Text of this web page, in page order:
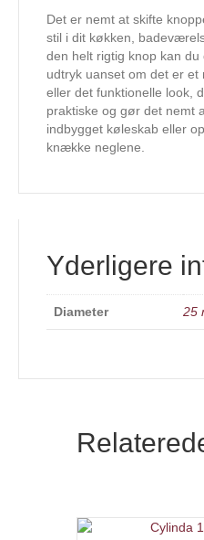
Det er nemt at skifte
stil i dit køkken,
den helt rigtig knop kan
udtryk uanset om det er et
eller det funktionelle look,
praktiske og gør det nemt
indbygget køleskab eller
knække neglene.
Yderligere
Diameter 25